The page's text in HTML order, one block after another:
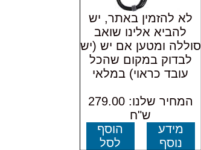
לא להזמין באתר, יש
להביא אלינו שואב
סוללה ומטען אם יש (יש
לבדוק במקום שהכל
עובד כראוי) במלאי
המחיר שלנו: 279.00
ש"ח
מידע
נוסף
הוסף
לסל